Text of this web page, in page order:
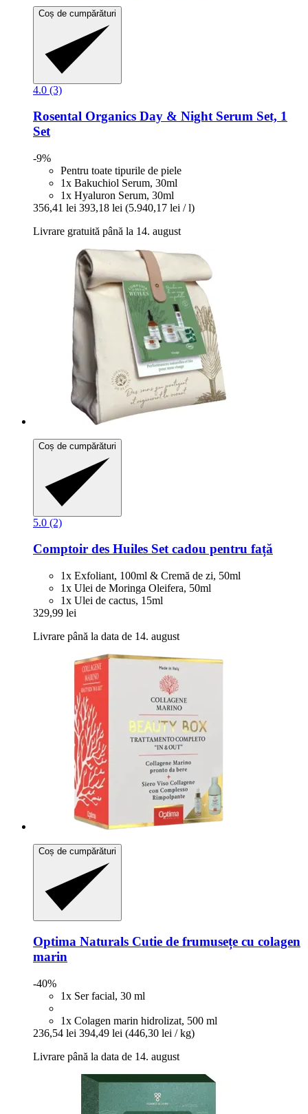
Coș de cumpărături
4.0 (3)
Rosental Organics Day & Night Serum Set, 1
Set
-9%
Pentru toate tipurile de piele
1x Bakuchiol Serum, 30ml
1x Hyaluron Serum, 30ml
356,41 lei 393,18 lei (5.940,17 lei / l)
Livrare gratuită până la 14. august
Coș de cumpărături
5.0 (2)
Comptoir des Huiles Set cadou pentru față
1x Exfoliant, 100ml & Cremă de zi, 50ml
1x Ulei de Moringa Oleifera, 50ml
1x Ulei de cactus, 15ml
329,99 lei
Livrare până la data de 14. august
Coș de cumpărături
Optima Naturals Cutie de frumusețe cu colagen
marin
-40%
1x Ser facial, 30 ml
1x Colagen marin hidrolizat, 500 ml
236,54 lei 394,49 lei (446,30 lei / kg)
Livrare până la data de 14. august